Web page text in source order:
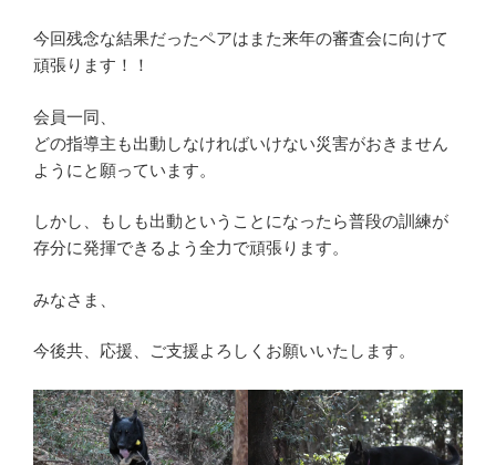
今回残念な結果だったペアはまた来年の審査会に向けて
頑張ります！！
会員一同、
どの指導主も出動しなければいけない災害がおきません
ようにと願っています。
しかし、もしも出動ということになったら普段の訓練が
存分に発揮できるよう全力で頑張ります。
みなさま、
今後共、応援、ご支援よろしくお願いいたします。